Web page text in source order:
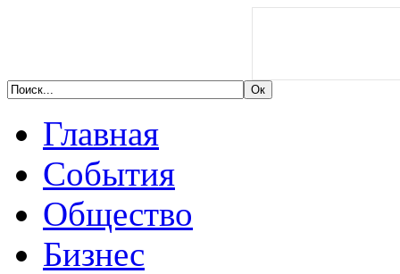
Главная
События
Общество
Бизнес